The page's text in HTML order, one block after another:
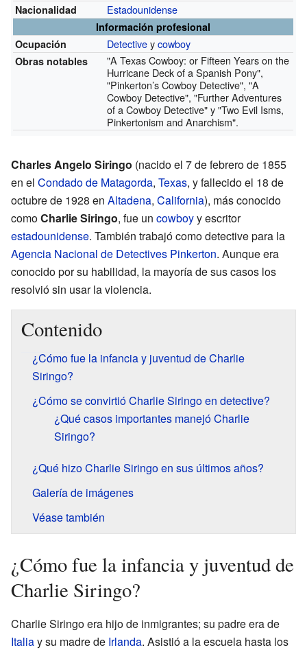
Nacionalidad Estadounidense
Información profesional
Ocupación
Detectiveycowboy
Obras notables
"A Texas Cowboy: or Fifteen Years on the
Hurricane Deck of a Spanish Pony",
"Pinkerton’s Cowboy Detective", "A
Cowboy Detective", "Further Adventures
of a Cowboy Detective" y "Two Evil Isms,
Pinkertonism and Anarchism".
Charles Angelo Siringo (nacido el 7 de febrero de 1855
en el Condado de Matagorda, Texas, y fallecido el 18 de
octubre de 1928 en Altadena, California), más conocido
comoCharlie Siringo, fue un cowboyy escritor
estadounidense. También trabajó como detective para la
Agencia Nacional de Detectives Pinkerton. Aunque era
conocido por su habilidad, la mayoría de sus casos los
resolvió sin usar la violencia.
Contenido
¿Cómo fue la infancia y juventud de Charlie
Siringo?
¿Cómo se convirtió Charlie Siringo en detective?
¿Qué casos importantes manejó Charlie
Siringo?
¿Qué hizo Charlie Siringo en sus últimos años?
Galería de imágenes
Véase también
¿Cómo fue la infancia y juventud de
Charlie Siringo?
Charlie Siringo era hijo de inmigrantes; su padre era de
Italiay su madre de Irlanda. Asistió a la escuela hasta los